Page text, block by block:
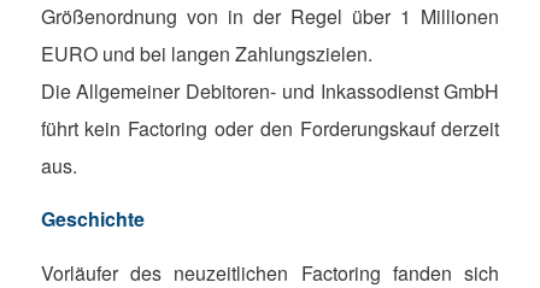
Größenordnung von in der Regel über 1 Millionen
EURO und bei langen Zahlungszielen.
Die Allgemeiner Debitoren- und Inkassodienst GmbH
führt kein Factoring oder den Forderungskauf derzeit
aus.
Geschichte
Vorläufer des neuzeitlichen Factoring fanden sich